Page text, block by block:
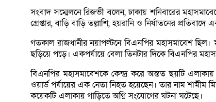
সংবাদ সম্মেলনে রিজভী বলেন, ঢাকায় শনিবারের
গ্রেপ্তার, বাড়ি বাড়ি তল্লাশি, হয়রানি ও নির্যাতনের
গতকাল রাজধানীর নয়াপল্টনে বিএনপির মহাসমাবেশ
ছড়িয়ে পড়ে। একপর্যায়ে বেলা তিনটার দিকে বিএনপির
বিএনপির মহাসমাবেশকে কেন্দ্র করে অন্তত ছয়টি
ওয়ার্ড পর্যায়ের এক নেতা নিহত হয়েছেন। তার নাম
কয়েকটি এলাকায় গাড়িতে অগ্নি সংযোগের ঘটনা ঘটেছে।